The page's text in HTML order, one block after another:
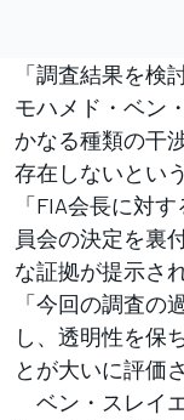
「調査結果を検
モハメド・ベン
かなる種類の干
存在しないとい
「FIA会長に対
員会の決定を裏
な証拠が提示さ
「今回の調査の
し、透明性を保
とが大いに評価
ベン・スレイ